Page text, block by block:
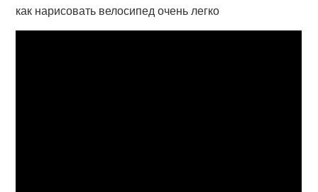
как нарисовать велосипед очень легко